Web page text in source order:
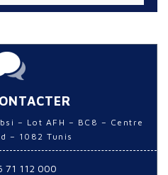
– Lot AFH – BC8 – Centre
– 1082 Tunis
71 112 000